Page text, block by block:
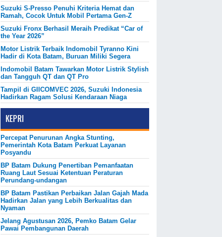
Suzuki S-Presso Penuhi Kriteria Hemat dan
Ramah, Cocok Untuk Mobil Pertama Gen-Z
Suzuki Fronx Berhasil Meraih Predikat “Car of
the Year 2026”
Motor Listrik Terbaik Indomobil Tyranno Kini
Hadir di Kota Batam, Buruan Miliki Segera
Indomobil Batam Tawarkan Motor Listrik Stylish
dan Tangguh QT dan QT Pro
Tampil di GIICOMVEC 2026, Suzuki Indonesia
Hadirkan Ragam Solusi Kendaraan Niaga
KEPRI
Percepat Penurunan Angka Stunting,
Pemerintah Kota Batam Perkuat Layanan
Posyandu
BP Batam Dukung Penertiban Pemanfaatan
Ruang Laut Sesuai Ketentuan Peraturan
Perundang-undangan
BP Batam Pastikan Perbaikan Jalan Gajah Mada
Hadirkan Jalan yang Lebih Berkualitas dan
Nyaman
Jelang Agustusan 2026, Pemko Batam Gelar
Pawai Pembangunan Daerah